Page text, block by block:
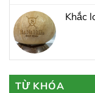
Khắc
TỪ KHÓA